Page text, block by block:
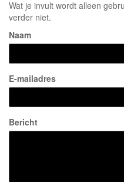
Wat je invult wordt alleen
verder niet.
Naam
E-mailadres
Bericht